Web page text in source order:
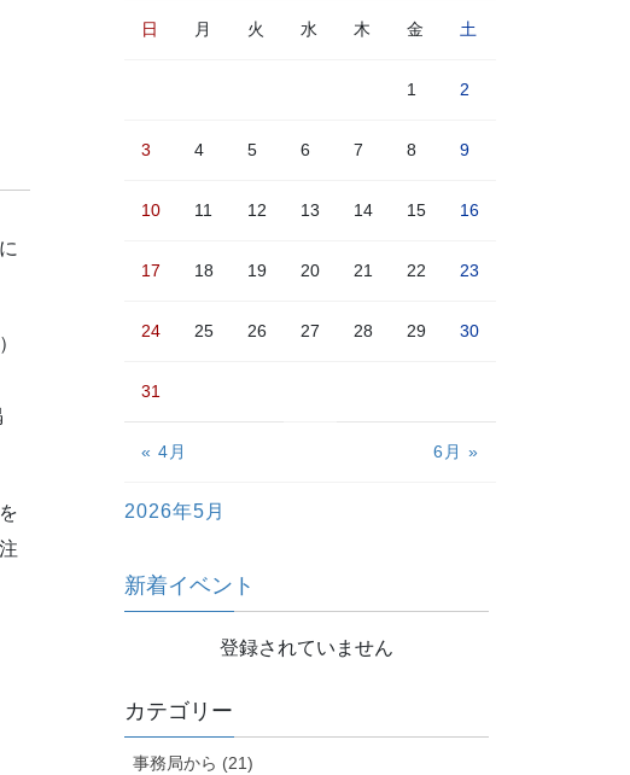
2026年5月
日 月 火 水 木 金 土
« 4月 6月 »
1 2
3 4 5 6 7 8 9
10 11 12 13 14 15 16
17 18 19 20 21 22 23
24 25 26 27 28 29 30
31
新着イベント
登録されていません
カテゴリー
事務局から (21)